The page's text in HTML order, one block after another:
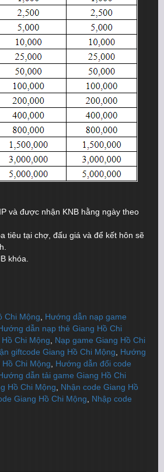
và được nhận KNB hằng ngày theo
tiêu tại chợ, đấu giá và để kết hôn sẽ
khóa.
Chi Mộng
Hướng dẫn nạp game
dẫn nạp thẻ Giang Hồ Chi
Chi Mộng
Nạp game Giang Hồ Chi
giftcode Giang Hồ Chi Mộng
Hướng
Chi Mộng
Hướng dẫn đổi code
dẫn tải game Giang Hồ Chi
Hồ Chi Mộng
Nhận code Giang Hồ
Giang Hồ Chi Mộng
Nhập code